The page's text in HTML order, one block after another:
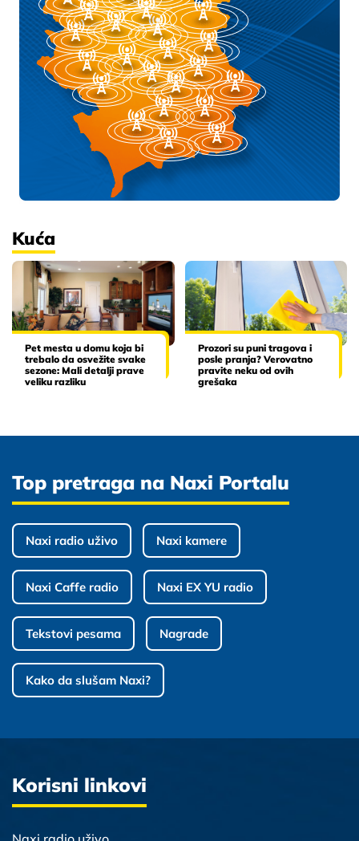
Kuća
Pet mesta u domu koja bi
trebalo da osvežite svake
sezone: Mali detalji prave
veliku razliku
Prozori su puni tragova i
posle pranja? Verovatno
pravite neku od ovih
grešaka
Top pretraga na Naxi Portalu
Naxi radio uživo Naxi kamere
Naxi Caffe radio Naxi EX YU radio
Tekstovi pesama Nagrade
Kako da slušam Naxi?
Korisni linkovi